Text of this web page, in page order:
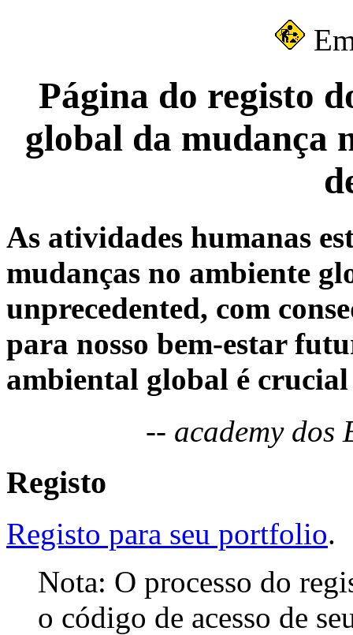
Página do registo
global da mudança
As atividades humanas
mudanças no ambiente
unprecedented, com
para nosso bem-estar
ambiental global é
-- academy dos
Registo
Registo para seu portfolio.
Nota: O processo do
o código de acesso de